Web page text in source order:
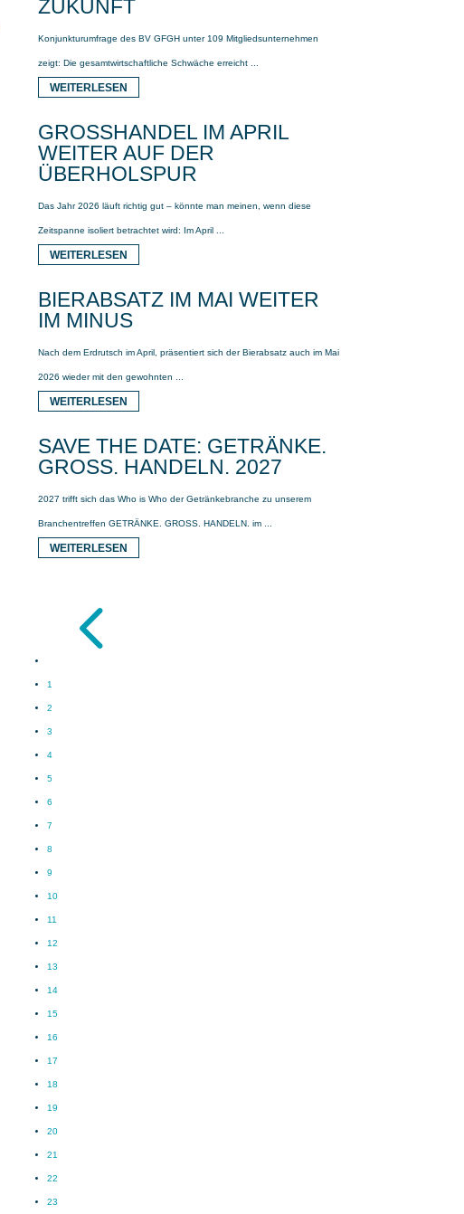
UKUNFT
Konjunkturumfrage des BV GFGH unter 109 Mitgliedsunternehmen
zeigt: Die gesamtwirtschaftliche Schwäche erreicht ...
WEITERLESEN
GROSSHANDEL IM APRIL W
EITER AUF DER Ü
BERHOLSPUR
Das Jahr 2026 läuft richtig gut – könnte man meinen, wenn diese
Zeitspanne isoliert betrachtet wird: Im April ...
WEITERLESEN
BIERABSATZ IM MAI WEITER
IM MINUS
Nach dem Erdrutsch im April, präsentiert sich der Bierabsatz auch im Mai
2026 wieder mit den gewohnten ...
WEITERLESEN
SAVE THE DATE: GETRÄNKE.
GROSS. HANDELN. 2027
2027 trifft sich das Who is Who der Getränkebranche zu unserem
Branchentreffen GETRÄNKE. GROSS. HANDELN. im ...
WEITERLESEN
4
1
2
3
4
5
6
7
8
9
10
11
12
13
14
15
16
17
18
19
20
21
22
23